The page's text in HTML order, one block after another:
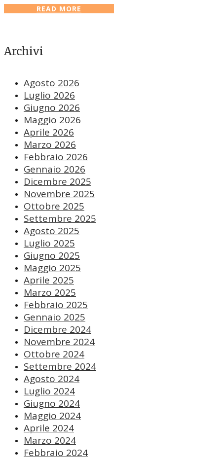
READ MORE
Archivi
Agosto 2026
Luglio 2026
Giugno 2026
Maggio 2026
Aprile 2026
Marzo 2026
Febbraio 2026
Gennaio 2026
Dicembre 2025
Novembre 2025
Ottobre 2025
Settembre 2025
Agosto 2025
Luglio 2025
Giugno 2025
Maggio 2025
Aprile 2025
Marzo 2025
Febbraio 2025
Gennaio 2025
Dicembre 2024
Novembre 2024
Ottobre 2024
Settembre 2024
Agosto 2024
Luglio 2024
Giugno 2024
Maggio 2024
Aprile 2024
Marzo 2024
Febbraio 2024